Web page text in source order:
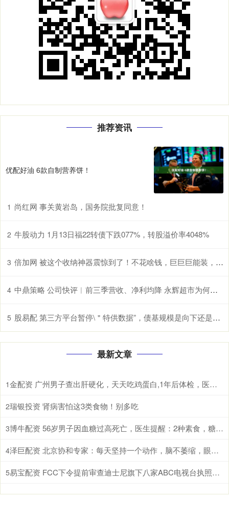
推荐资讯
优配好油 6款自制营养饼！
1 尚红网 事关黄岩岛，国务院批复同意！
2 牛股动力 1月13日福22转债下跌077%，转股溢价率4048%
3 倍加网 被这个收纳神器震惊到了！不花啥钱，巨巨巨能装，房间大1倍
4 中鼎策略 公司快评︱前三季营收、净利均降 永辉超市为何还能“三连板”？
5 股易配 第三方平台暂停\＂特供数据”，债基规模是向下还是稳住？
最新文章
1 金配资 广州男子查出肝硬化，天天吃鸡蛋白,1年后体检，医生：干啥了
2瑞银投资 肾病害怕这3类食物！别多吃
3 博牛配资 56岁男子因血糖过高死亡，医生提醒：2种素食，糖尿病人尽量少吃
4 泽巨配资 北京协和专家：每天坚持一个动作，脑不萎缩，眼不花，80难痴呆
5 易宝配资 FCC下令提前审查迪士尼旗下八家ABC电视台执照，特朗普与媒体战火重燃